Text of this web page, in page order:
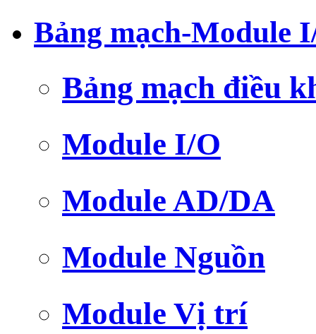
Bảng mạch-Module
Bảng mạch điều
Module I/O
Module AD/DA
Module Nguồn
Module Vị trí